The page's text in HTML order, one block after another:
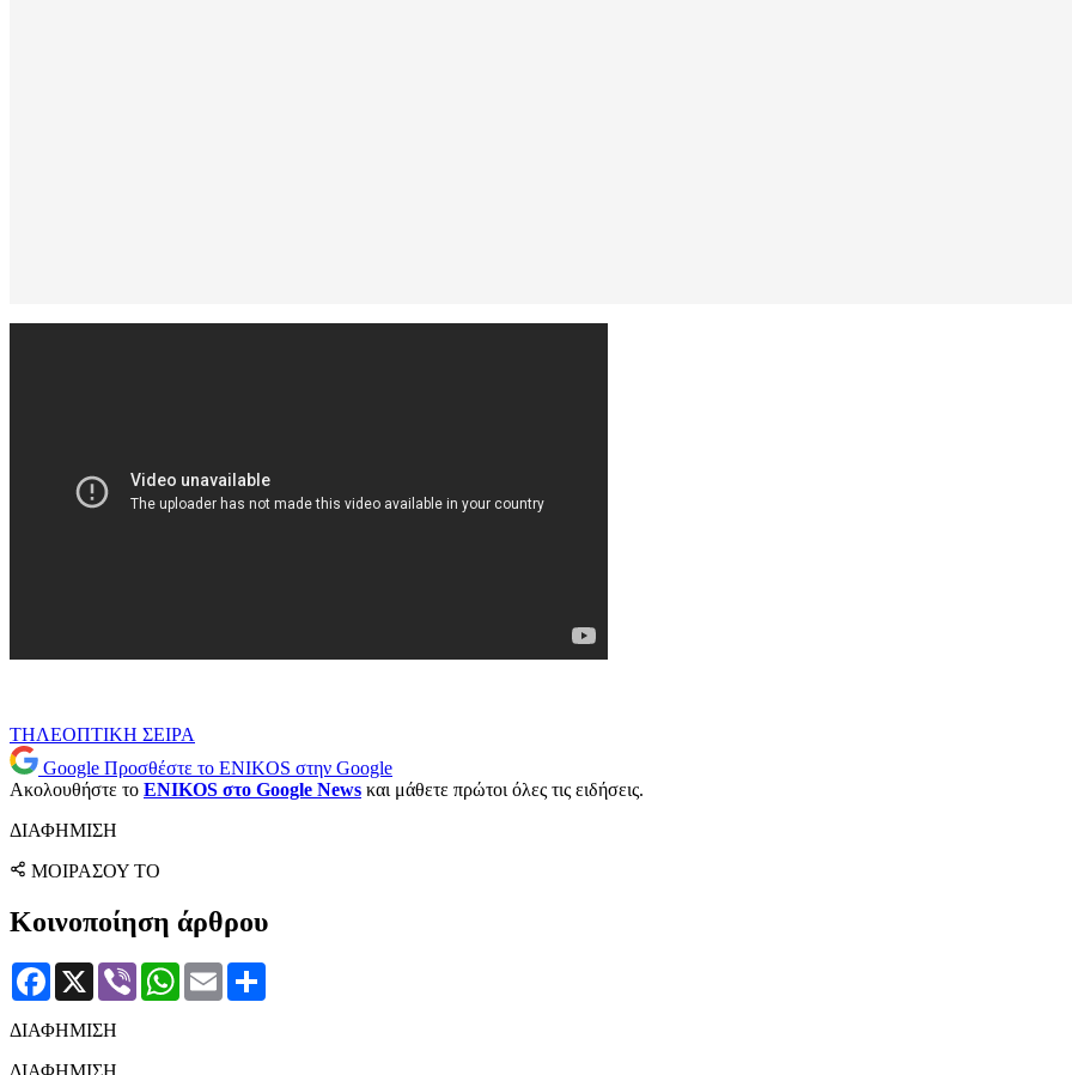
ΤΗΛΕΟΠΤΙΚΗ ΣΕΙΡΑ
Google Προσθέστε το ENIKOS στην Google
Ακολουθήστε το ENIKOS στο Google News και μάθετε πρώτοι όλες τις ειδήσεις.
ΔΙΑΦΗΜΙΣΗ
ΜΟΙΡΑΣΟΥ ΤΟ
Κοινοποίηση άρθρου
Facebook
X Viber WhatsApp
Email
ΔΙΑΦΗΜΙΣΗ
ΔΙΑΦΗΜΙΣΗ